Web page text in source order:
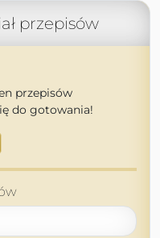
przepisów
przepisów
do gotowania!